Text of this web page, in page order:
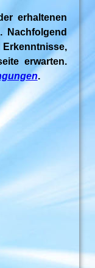
erhaltenen
Nachfolgend
Erkenntnisse,
erwarten.
.